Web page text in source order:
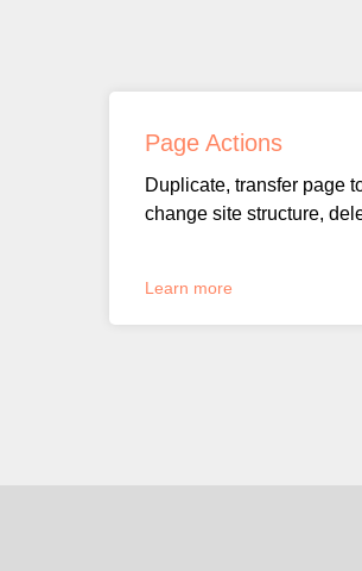
Page Actions
Duplicate, transfer page
change site structure,
Learn more